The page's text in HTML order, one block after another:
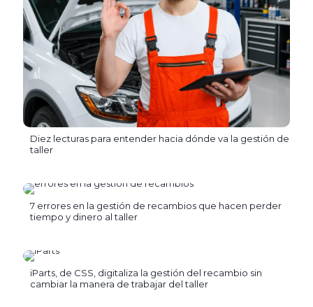
Diez lecturas para entender hacia dónde va la gestión de
taller
7 errores en la gestión de recambios que hacen perder
tiempo y dinero al taller
iParts, de CSS, digitaliza la gestión del recambio sin
cambiar la manera de trabajar del taller